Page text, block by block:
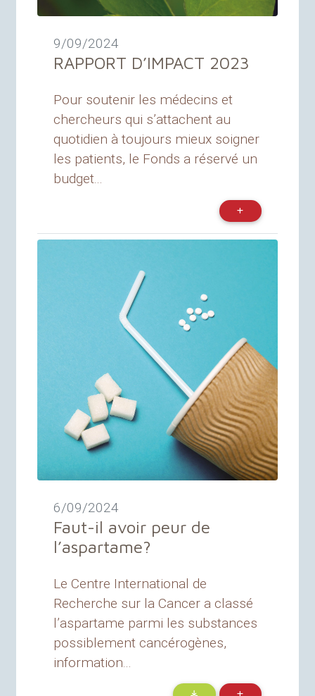
9/09/2024
RAPPORT D’IMPACT 2023
Pour soutenir les médecins et
chercheurs qui s’attachent au
quotidien à toujours mieux soigner
les patients, le Fonds a réservé un
budget...
6/09/2024
Faut-il avoir peur de
l’aspartame?
Le Centre International de
Recherche sur la Cancer a classé
l’aspartame parmi les substances
possiblement cancérogènes,
information...